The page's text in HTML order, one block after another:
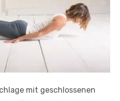
mit geschlossenen